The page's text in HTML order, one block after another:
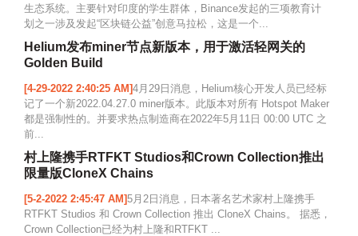
生态系统。主要针对印度的学生群体，Binance发起的三项教育计
划之一涉及发起“区块链公益”创意马拉松，这是一个...
Helium发布miner节点新版本，用于激活轻网关的
Golden Build
[4-29-2022 2:40:25 AM]4月29日消息，Helium核心开发人员已经标
记了一个新2022.04.27.0 miner版本。此版本对所有 Hotspot Maker
都是强制性的。并要求热点制造商在2022年5月11日 00:00 UTC 之
前...
村上隆携手RTFKT Studios和Crown Collection推出
限量版CloneX Chains
[5-2-2022 2:45:47 AM]5月2日消息，日本著名艺术家村上隆携手
RTFKT Studios 和 Crown Collection 推出 CloneX Chains。 据悉，
Crown Collection已经为村上隆和RTFKT ...